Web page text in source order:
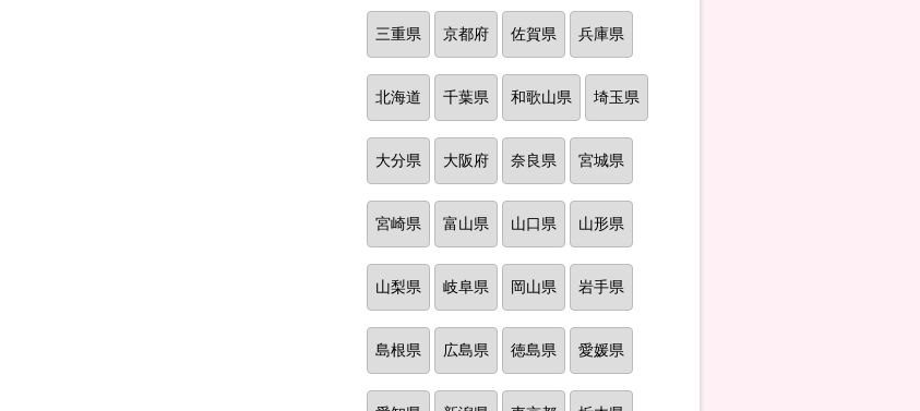
三重県 京都府 佐賀県 兵庫県
北海道 千葉県 和歌山県 埼玉県
大分県 大阪府 奈良県 宮城県
宮崎県 富山県 山口県 山形県
山梨県 岐阜県 岡山県 岩手県
島根県 広島県 徳島県 愛媛県